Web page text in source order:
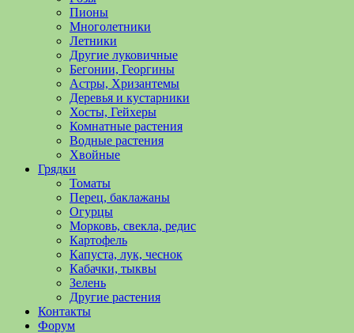
Пионы
Многолетники
Летники
Другие луковичные
Бегонии, Георгины
Астры, Хризантемы
Деревья и кустарники
Хосты, Гейхеры
Комнатные растения
Водные растения
Хвойные
Грядки
Томаты
Перец, баклажаны
Огурцы
Морковь, свекла, редис
Картофель
Капуста, лук, чеснок
Кабачки, тыквы
Зелень
Другие растения
Контакты
Форум